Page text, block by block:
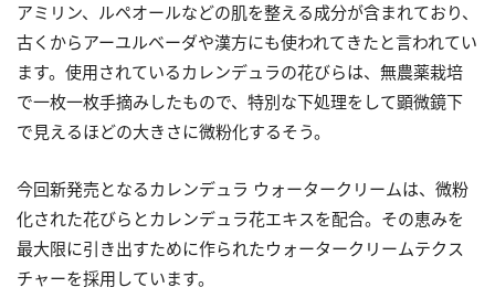
アミリン、ルペオールなどの肌を整える成分が含まれており、
古くからアーユルベーダや漢方にも使われてきたと言われてい
ます。使用されているカレンデュラの花びらは、無農薬栽培
で一枚一枚手摘みしたもので、特別な下処理をして顕微鏡下
で見えるほどの大きさに微粉化するそう。
今回新発売となるカレンデュラ ウォータークリームは、微粉
化された花びらとカレンデュラ花エキスを配合。その恵みを
最大限に引き出すために作られたウォータークリームテクス
チャーを採用しています。